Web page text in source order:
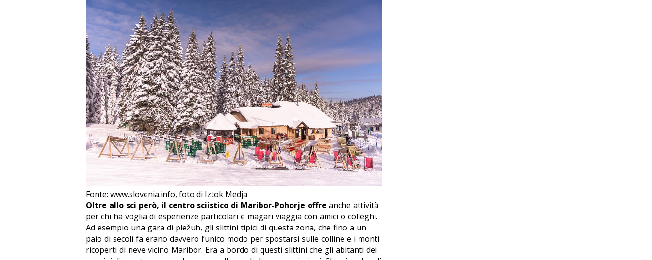
Fonte: www.slovenia.info, foto di Iztok Medja
Oltre allo sci però, il centro sciistico di Maribor-Pohorje offre anche attività
per chi ha voglia di esperienze particolari e magari viaggia con amici o colleghi.
Ad esempio una gara di pležuh, gli slittini tipici di questa zona, che fino a un
paio di secoli fa erano davvero l’unico modo per spostarsi sulle colline e i monti
ricoperti di neve vicino Maribor. Era a bordo di questi slittini che gli abitanti dei